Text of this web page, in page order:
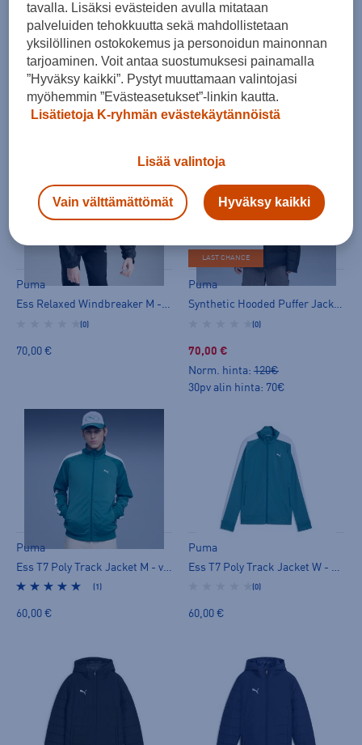
Puma
Synthetic Hooded Puffer Jacket Jr - toppatakki
(0)
70,00 €
Norm. hinta:
120€
30pv alin hinta: 70€
Puma
(1)
Puma
Ess Relaxed Windbreaker M - tuulitakki
(0)
70,00 €
LAST CHANCE
Puma
Synthetic Hooded Puffer Jacket Jr - toppatakki
(0)
70,00 €
Norm. hinta: 120€
30pv alin hinta: 70€
Puma
(1)
60,00 €
Puma
(0)
60,00 €
tavalla. Lisäksi evästeiden avulla mitataan
palveluiden tehokkuutta sekä mahdollistetaan
yksilöllinen ostokokemus ja personoidun mainonnan
tarjoaminen. Voit antaa suostumuksesi painamalla
”Hyväksy kaikki”. Pystyt muuttamaan valintojasi
myöhemmin ”Evästeasetukset”-linkin kautta.
Lisätietoja K-ryhmän evästekäytännöistä
Lisää valintoja
Vain välttämättömät Hyväksy kaikki